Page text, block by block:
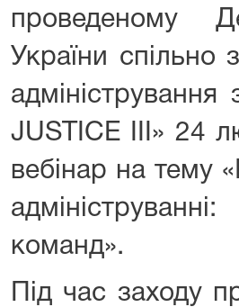
проведеному
України спільно
JUSTICE III» 24
вебінар на тему
команд».
Під час заходу